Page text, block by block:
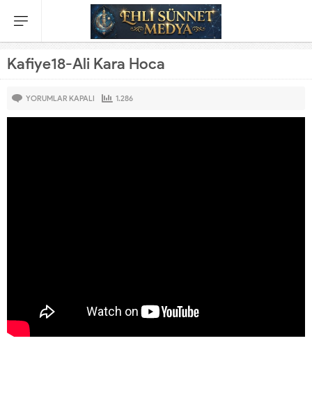
Kafiye18-Ali Kara Hoca
YORUMLAR KAPALI 1.286